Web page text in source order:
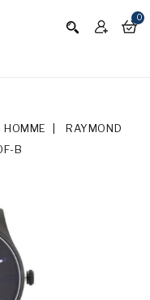
0
HOMME
RAYMOND
B